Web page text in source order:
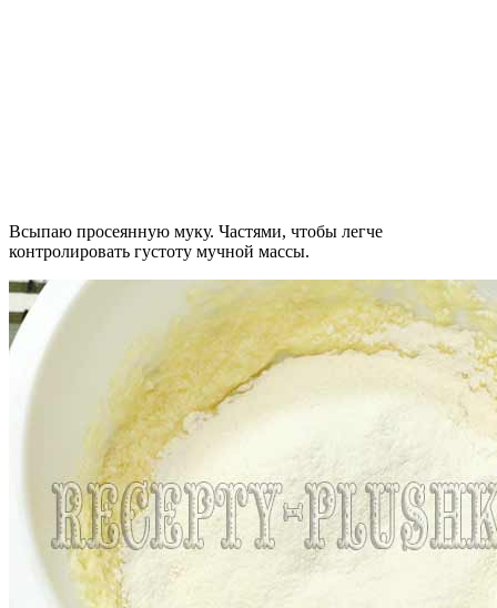
Всыпаю просеянную муку. Частями, чтобы легче
контролировать густоту мучной массы.